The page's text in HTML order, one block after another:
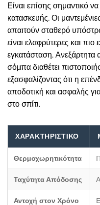
Είναι επίσης σημαντικό
κατασκευής. Οι
απαιτούν σταθερό
είναι ελαφρύτερες και
εγκατάσταση. Ανεξάρτητα
σόμπα διαθέτει
εξασφαλίζοντας ότι η
αποδοτική και ασφαλής
στο σπίτι.
ΧΑΡΑΚΤΗΡΙΣΤΙΚΌ
Θερμοχωρητικότητα
Ταχύτητα Απόδοσης
Αντοχή στον Χρόνο